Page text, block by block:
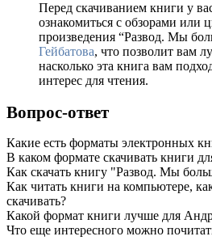
Перед скачиванием книги у
ознакомиться с обзорами или
произведения “Развод. Мы
Гейбатова, что позволит вам
насколько эта книга вам
интерес для чтения.
Вопрос-ответ
Какие есть форматы электронных
В каком формате скачивать книги
Как скачать книгу "Развод. Мы
Как читать книги на компьютере,
скачивать?
Какой формат книги лучше для
Что еще интересного можно